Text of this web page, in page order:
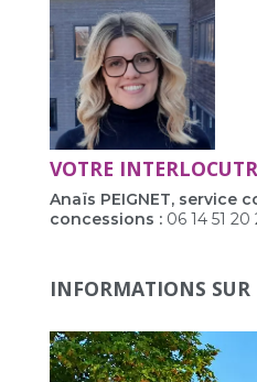
VOTRE
Anaïs PEIGNET, service
concessions :06 14 51 20
INFORMATIONS SUR